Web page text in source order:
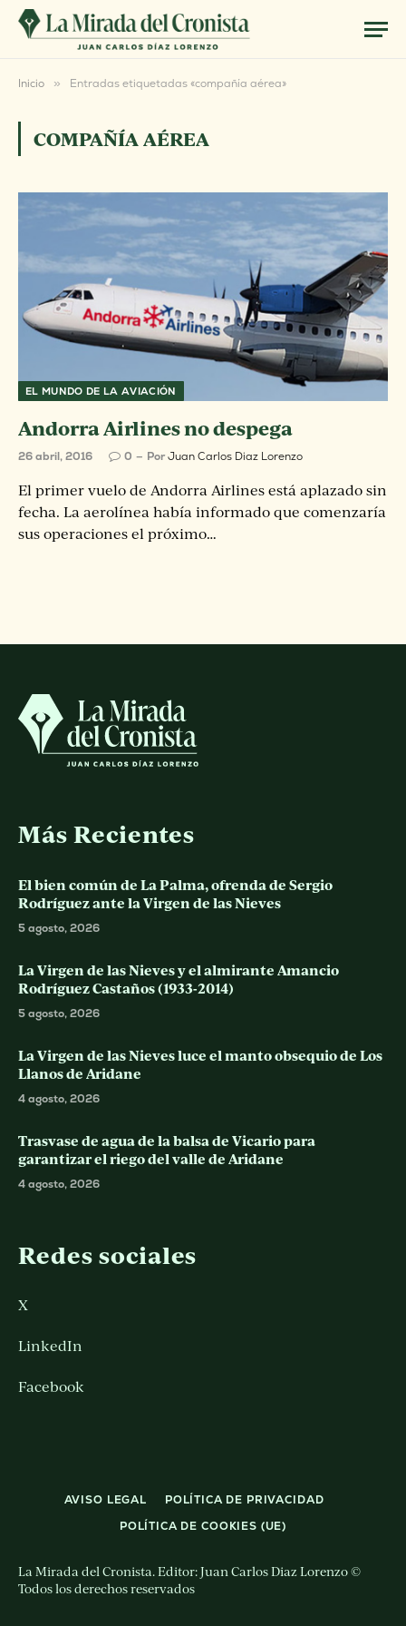
Inicio » Entradas etiquetadas «compañía aérea»
COMPAÑÍA AÉREA
EL MUNDO DE LA AVIACIÓN
Andorra Airlines no despega
26 abril, 2016 0 PorJuan Carlos Diaz Lorenzo
El primer vuelo de Andorra Airlines está aplazado sin
fecha. La aerolínea había informado que comenzaría
sus operaciones el próximo…
Más Recientes
El bien común de La Palma, ofrenda de Sergio
Rodríguez ante la Virgen de las Nieves
5 agosto, 2026
La Virgen de las Nieves y el almirante Amancio
Rodríguez Castaños (1933-2014)
5 agosto, 2026
La Virgen de las Nieves luce el manto obsequio de Los
Llanos de Aridane
4 agosto, 2026
Trasvase de agua de la balsa de Vicario para
garantizar el riego del valle de Aridane
4 agosto, 2026
Redes sociales
X
LinkedIn
Facebook
AVISO LEGAL
POLÍTICA DE PRIVACIDAD
POLÍTICA DE COOKIES (UE)
La Mirada del Cronista. Editor: Juan Carlos Diaz Lorenzo ©
Todos los derechos reservados